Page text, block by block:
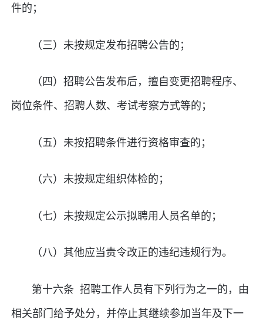
件的；
（三）未按规定发布招聘公告的；
（四）招聘公告发布后，擅自变更招聘程序、
岗位条件、招聘人数、考试考察方式等的；
（五）未按招聘条件进行资格审查的；
（六）未按规定组织体检的；
（七）未按规定公示拟聘用人员名单的；
（八）其他应当责令改正的违纪违规行为。
第十六条 招聘工作人员有下列行为之一的，由
相关部门给予处分，并停止其继续参加当年及下一